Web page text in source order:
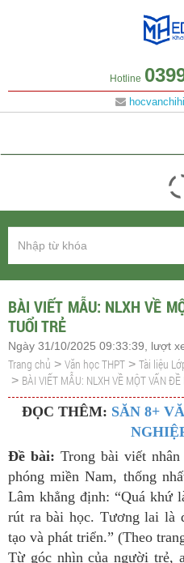
Hotline
BÀI VIẾT MẪU: NLXH VỀ
TUỔI TRẺ
Ngày 31/10/2025 09:33:39, lượt
Trang chủ > Văn học THPT > Tài liệu
> BÀI VIẾT MẪU: NLXH VỀ MỘT VẤN
ĐỌC THÊM: SĂN 8+
Đề bài: Trong bài viết
phóng miền Nam, thống
Lâm khẳng định: “Quá khứ
rút ra bài học. Tương lai là
tạo và phát triển.” (Theo
Từ góc nhìn của người trẻ,